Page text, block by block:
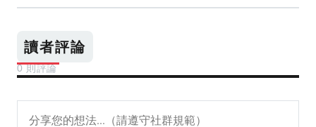
讀者評論
0 則評論